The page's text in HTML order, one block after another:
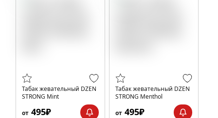
Табак жевательный DZEN
STRONG Mint
от 495₽
Табак жевательный DZEN
STRONG Menthol
от 495₽